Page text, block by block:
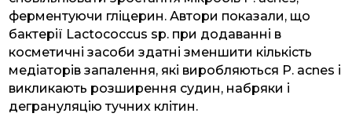
ферментуючи гліцерин. Автори показали, що
бактерії Lactococcus sp. при додаванні в
косметичні засоби здатні зменшити кількість
медіаторів запалення, які виробляються P. acnes і
викликають розширення судин, набряки і
дегрануляцію тучних клітин.